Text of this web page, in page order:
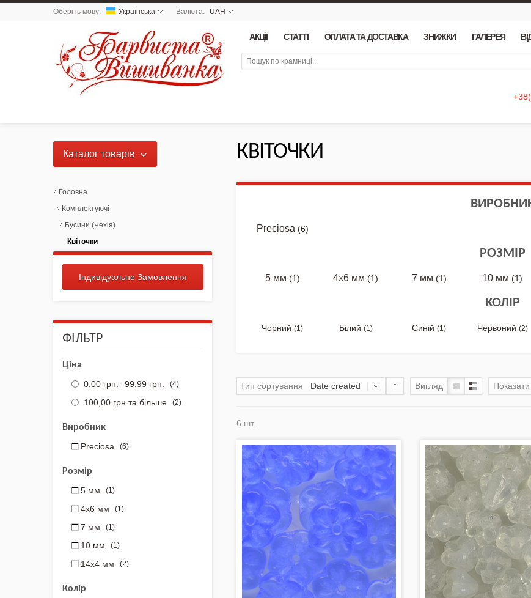
Оберіть мову: Українська Валюта: UAH
АКЦІЇ СТАТТІ ОПЛАТА ТА ДОСТАВКА ЗНИЖКИ ГАЛЕРЕЯ
КВІТОЧКИ
Preciosa (6)
РОЗМІР
5 мм (1) 4х6 мм (1) 7 мм (1) 10 мм (1)
КОЛІР
Чорний (1) Білий (1) Синій (1) Червоний (2)
Тип сортування Date created Вигляд Показати
6 шт.
Каталог товарів
«Українські Натюрморти» /
NEW DROP 26 - МОТАНКА
NEW - Колекція «Шедеври
української культури» / Схеми
для вишивки
вишиванки"
ЗЕМЛЯ, НЕБО, КРАЇНА /
Акція
Заготовки для вишивки
Бісером/Нитками
Готовий одяг / Вишиванки
Комплектуючі
Сумки-Шопери
Головна
Комплектуючі
Бусини (Чехія)
Квіточки
Індивідуальне Замовлення
ФІЛЬТР
Ціна
0,00 грн. - 99,99 грн. (4)
100,00 грн. та більше (2)
Виробник
Preciosa
(6)
Розмір
5 мм
(1)
4х6 мм (1)
7 мм (1)
10 мм (1)
14x4 мм (2)
Колір